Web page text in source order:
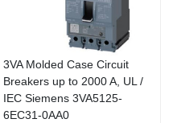
3VA Molded Case Circuit
Breakers up to 2000 A, UL /
IEC Siemens 3VA5125-
6EC31-0AA0